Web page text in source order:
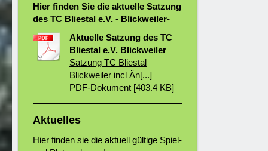
Hier finden Sie die aktuelle Satzung
des TC Bliestal e.V. - Blickweiler-
Aktuelle Satzung des TC
Bliestal e.V. Blickweiler
Satzung TC Bliestal
Blickweiler incl Än[...]
PDF-Dokument [403.4 KB]
Aktuelles
Hier finden sie die aktuell gültige Spiel-